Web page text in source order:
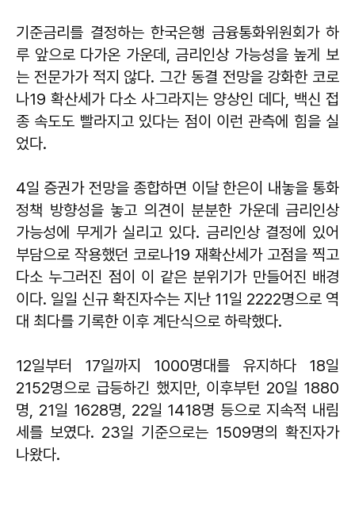
기준금리를 결정하는 한국은행 금융통화위원회가 하
루 앞으로 다가온 가운데, 금리인상 가능성을 높게 보
는 전문가가 적지 않다. 그간 동결 전망을 강화한 코로
나19 확산세가 다소 사그라지는 양상인 데다, 백신 접
종 속도도 빨라지고 있다는 점이 이런 관측에 힘을 실
었다.
4일 증권가 전망을 종합하면 이달 한은이 내놓을 통화
정책 방향성을 놓고 의견이 분분한 가운데 금리인상
가능성에 무게가 실리고 있다. 금리인상 결정에 있어
부담으로 작용했던 코로나19 재확산세가 고점을 찍고
다소 누그러진 점이 이 같은 분위기가 만들어진 배경
이다. 일일 신규 확진자수는 지난 11일 2222명으로 역
대 최다를 기록한 이후 계단식으로 하락했다.
12일부터 17일까지 1000명대를 유지하다 18일
2152명으로 급등하긴 했지만, 이후부턴 20일 1880
명, 21일 1628명, 22일 1418명 등으로 지속적 내림
세를 보였다. 23일 기준으로는 1509명의 확진자가
나왔다.